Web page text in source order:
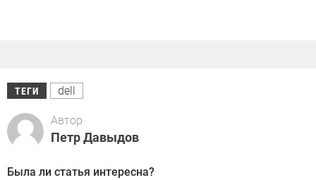
ТЕГИ dell
Автор
Петр Давыдов
Была ли статья интересна?